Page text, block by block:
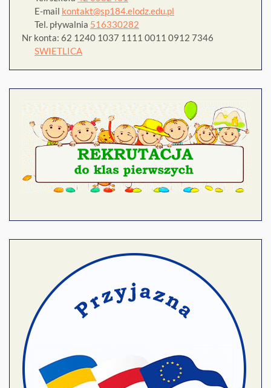
E-mail kontakt@sp184.elodz.edu.pl
Tel. pływalnia 516330282
Nr konta: 62 1240 1037 1111 0011 0912 7346
SWIETLICA